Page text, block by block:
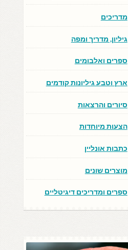
מדריכים
גיליון, מדריך ומפה
ספרים ואלבומים
ארץ וטבע גיליונות קודמים
סיורים והרצאות
הצעות מיוחדות
כתבות אונליין
מוצרים שונים
ספרים ומדריכים דיגיטליים